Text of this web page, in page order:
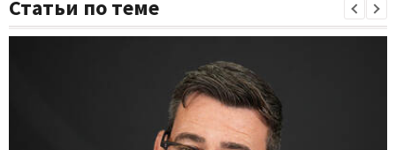
Статьи по теме